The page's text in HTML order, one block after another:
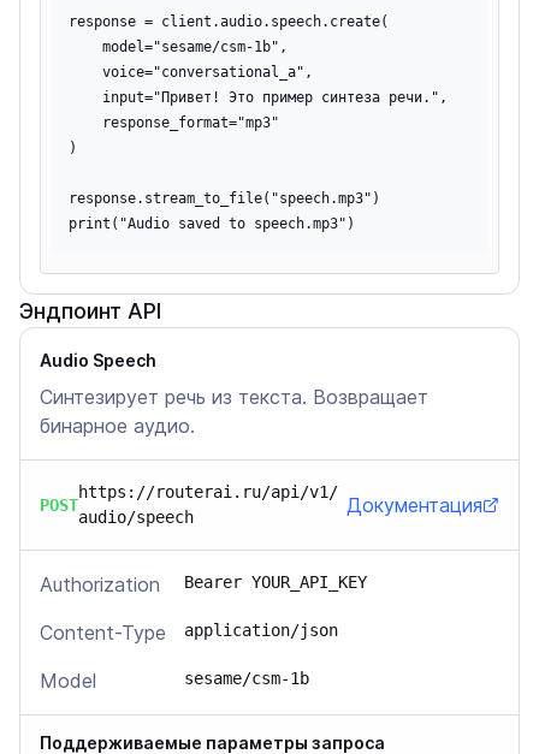
response = client.audio.speech.create(
    model="sesame/csm-1b",
    voice="conversational_a",
    input="Привет! Это пример синтеза речи.",
    response_format="mp3"
)
response.stream_to_file("speech.mp3")
Эндпоинт API
Audio Speech
Синтезирует речь из текста. Возвращает
бинарное аудио.
POST
https://routerai.ru/api/v1/
audio/speech
Документация
Authorization Bearer YOUR_API_KEY
Content-Type application/json
Model sesame/csm-1b
Поддерживаемые параметры запроса